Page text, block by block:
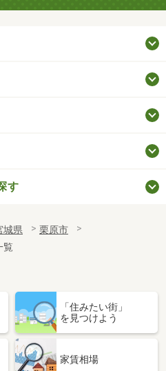
す
城県
栗原市
覧
「住みたい街」
を見つけよう
家賃相場